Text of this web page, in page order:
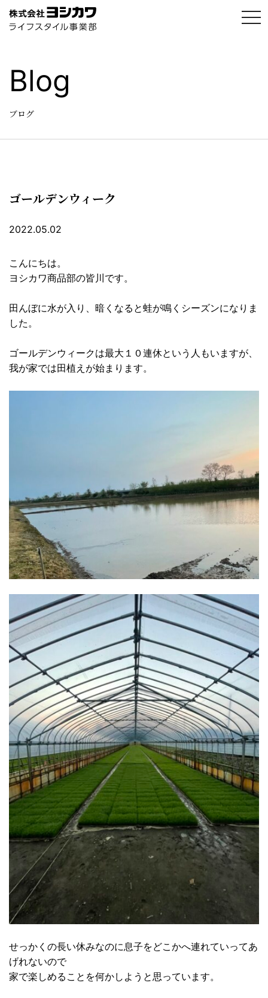
t
o
Blog
ブログ
ゴールデンウィーク
2022.05.02
こんにちは。
ヨシカワ商品部の皆川です。
田んぼに水が入り、暗くなると蛙が鳴くシーズンになりま
した。
ゴールデンウィークは最大１０連休という人もいますが、
我が家では田植えが始まります。
せっかくの長い休みなのに息子をどこかへ連れていってあ
げれないので
家で楽しめることを何かしようと思っています。